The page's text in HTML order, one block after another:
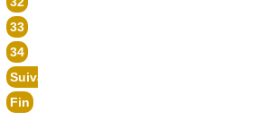
33
34
Suivant
Fin